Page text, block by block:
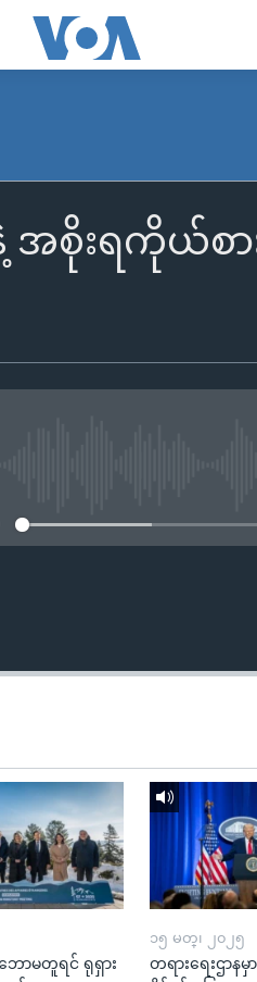
နဲ့ အစိုးရကို
ာမတူရင် ရုရှား
၁၅ မတ္၊ ၂၀၂၅
တရားရေးဌာနမှ